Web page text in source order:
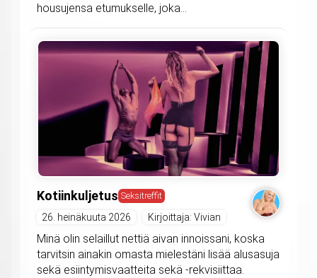
housujensa etumukselle, joka...
Kotiinkuljetus Seksitreffit
26. heinäkuuta 2026 Kirjoittaja: Vivian
Minä olin selaillut nettiä aivan innoissani, koska
tarvitsin ainakin omasta mielestäni lisää alusasuja
sekä esiintymisvaatteita sekä -rekvisiittaa.